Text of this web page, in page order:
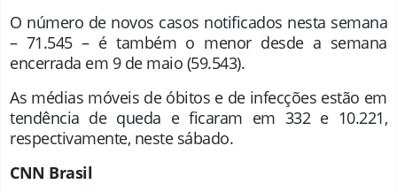
O número de novos casos notificados nesta semana
– 71.545 – é também o menor desde a semana
encerrada em 9 de maio (59.543).
As médias móveis de óbitos e de infecções estão em
tendência de queda e ficaram em 332 e 10.221,
respectivamente, neste sábado.
CNN Brasil